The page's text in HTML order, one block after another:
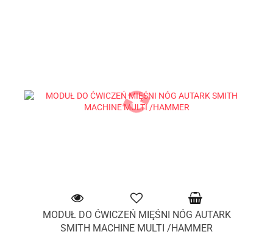
MODUŁ DO ĆWICZEŃ MIĘŚNI NÓG AUTARK
SMITH MACHINE MULTI /HAMMER